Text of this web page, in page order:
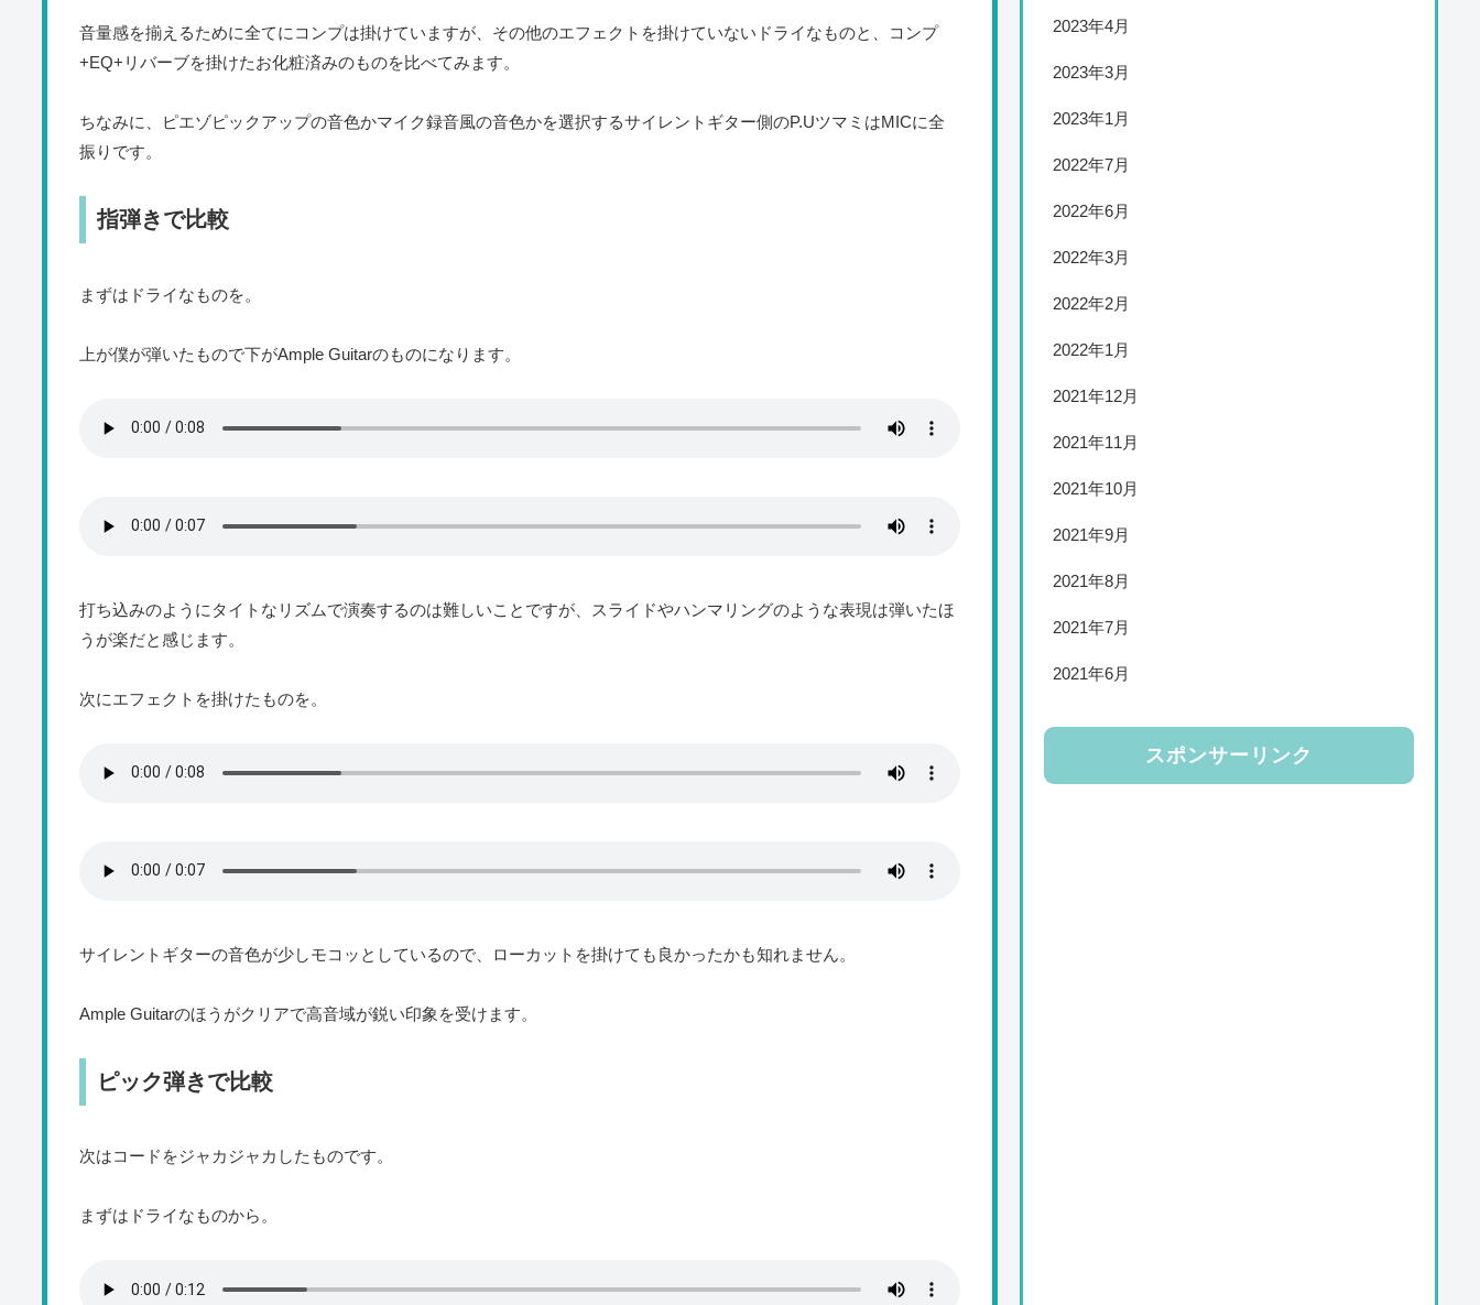
音量感を揃えるために全てにコンプは掛けていますが、その他のエフェクトを掛けていないドライなものと、コンプ
+EQ+リバーブを掛けたお化粧済みのものを比べてみます。
ちなみに、ピエゾピックアップの音色かマイク録音風の音色かを選択するサイレントギター側のP.UツマミはMICに全
振りです。
指弾きで比較
まずはドライなものを。
上が僕が弾いたもので下がAmple Guitarのものになります。
打ち込みのようにタイトなリズムで演奏するのは難しいことですが、スライドやハンマリングのような表現は弾いたほ
うが楽だと感じます。
次にエフェクトを掛けたものを。
サイレントギターの音色が少しモコッとしているので、ローカットを掛けても良かったかも知れません。
Ample Guitarのほうがクリアで高音域が鋭い印象を受けます。
ピック弾きで比較
次はコードをジャカジャカしたものです。
まずはドライなものから。
2023年4月
2023年3月
2023年1月
2022年7月
2022年6月
2022年3月
2022年2月
2022年1月
2021年12月
2021年11月
2021年10月
2021年9月
2021年8月
2021年7月
2021年6月
スポンサーリンク